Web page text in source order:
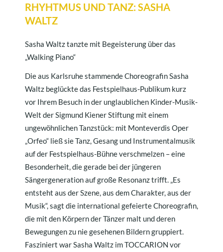
RHYHTMUS UND TANZ: SASHA
WALTZ
Sasha Waltz tanzte mit Begeisterung über das
„Walking Piano“
Die aus Karlsruhe stammende Choreografin Sasha
Waltz beglückte das Festspielhaus-Publikum kurz
vor Ihrem Besuch in der unglaublichen Kinder-Musik-
Welt der Sigmund Kiener Stiftung mit einem
ungewöhnlichen Tanzstück: mit Monteverdis Oper
„Orfeo“ ließ sie Tanz, Gesang und Instrumentalmusik
auf der Festspielhaus-Bühne verschmelzen – eine
Besonderheit, die gerade bei der jüngeren
Sängergeneration auf große Resonanz trifft. „Es
entsteht aus der Szene, aus dem Charakter, aus der
Musik“, sagt die international gefeierte Choreografin,
die mit den Körpern der Tänzer malt und deren
Bewegungen zu nie gesehenen Bildern gruppiert.
Fasziniert war Sasha Waltz im TOCCARION vor